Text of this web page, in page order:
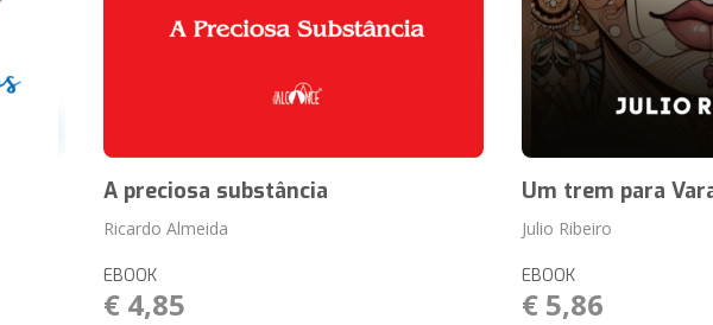
A preciosa substância
Ricardo Almeida
EBOOK
€ 4,85
Um trem para
Julio Ribeiro
EBOOK
€ 5,86